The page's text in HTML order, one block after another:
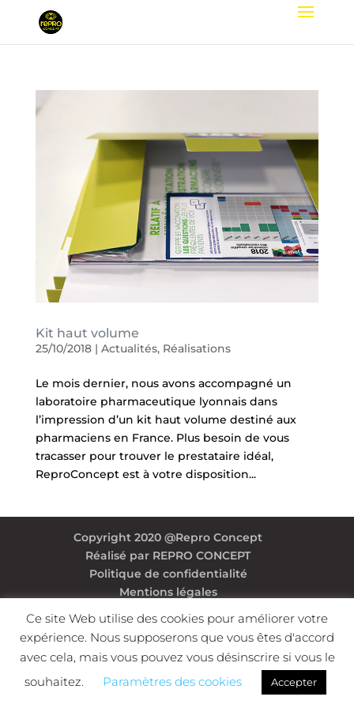
Kit haut volume
25/10/2018| Actualités, Réalisations
Le mois dernier, nous avons accompagné un
laboratoire pharmaceutique lyonnais dans
l’impression d’un kit haut volume destiné aux
pharmaciens en France. Plus besoin de vous
tracasser pour trouver le prestataire idéal,
ReproConcept est à votre disposition...
Copyright 2020 @Repro Concept
Réalisé par REPRO CONCEPT
Politique de confidentialité
Mentions légales
Ce site Web utilise des cookies pour améliorer votre
expérience. Nous supposerons que vous êtes d'accord
avec cela, mais vous pouvez vous désinscrire si vous le
souhaitez.
Paramètres des cookies Accepter